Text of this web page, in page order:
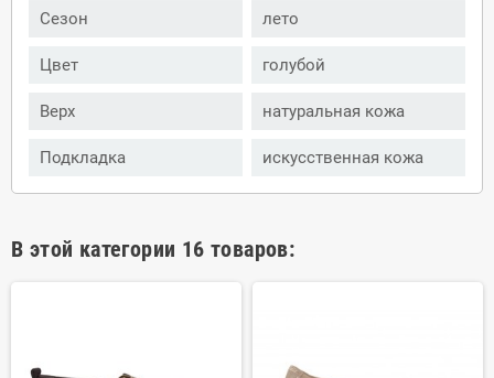
Сезон лето
Цвет голубой
Верх натуральная кожа
Подкладка искусственная кожа
В этой категории 16 товаров: